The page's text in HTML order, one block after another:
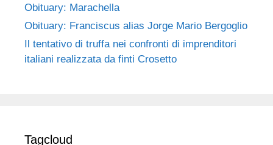
Obituary: Marachella
Obituary: Franciscus alias Jorge Mario Bergoglio
Il tentativo di truffa nei confronti di imprenditori
italiani realizzata da finti Crosetto
Tagcloud